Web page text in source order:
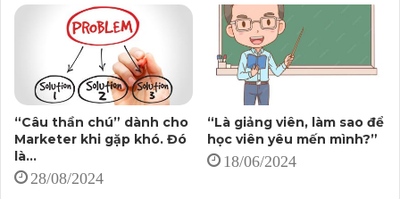
“được hỏi” chứ!
Chẳng hạn, một ông giám đốc doanh nghiệp muốn thể
hiện quan điểm chuyên môn của mình trong lĩnh vực mà
họ hoạt động, nhưng sẽ thật kỳ khi ông ấy tự biên bài rồi
book báo đăng (ở vai trò ông là tác giả).
Nhưng nếu vẫn là nội dung đó, lượng thông tin như vậy,
mà được trình bày dưới dạng bài phỏng vấn (ông giám
“Câu thần chú” dành cho
Marketer khi gặp khó. Đó
là…
28/08/2024
“Là giảng viên, làm sao để
học viên yêu mến mình?”
18/06/2024